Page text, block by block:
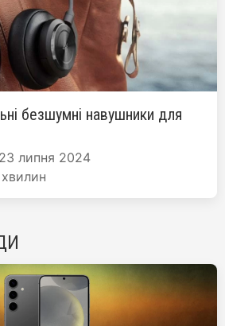
безшумні навушники для
липня 2024